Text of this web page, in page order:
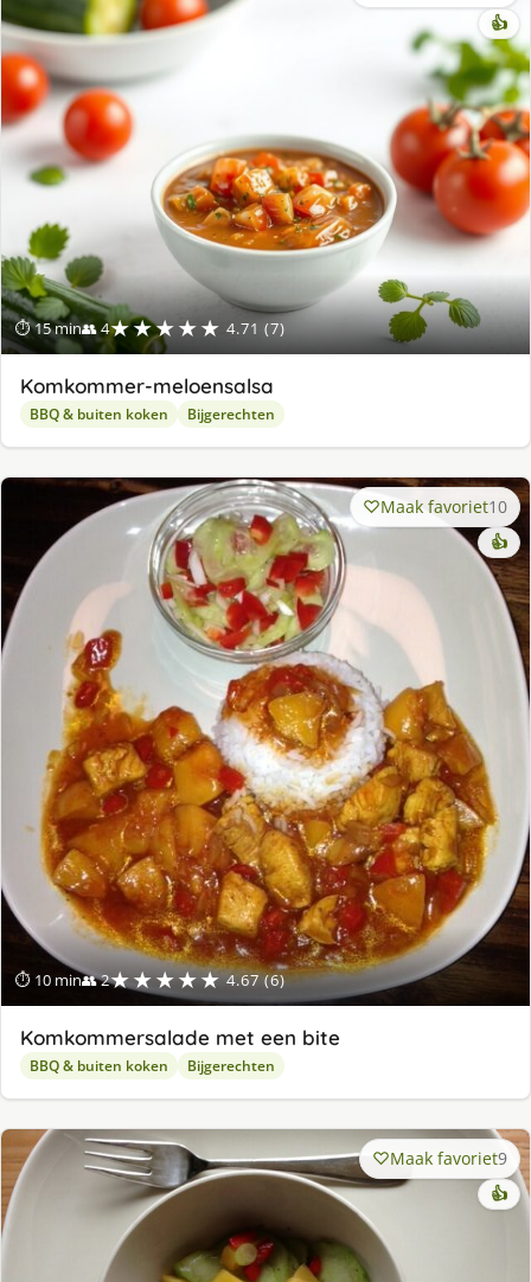
⏱ 15 min👥 4★★★★★ 4.71 (7)
👍
Komkommer-meloensalsa
BBQ & buiten koken Bijgerechten
⏱ 10 min👥 2★★★★★ 4.67 (6)
Maak favoriet10
👍
Komkommersalade met een bite
BBQ & buiten koken Bijgerechten
Maak favoriet9
👍